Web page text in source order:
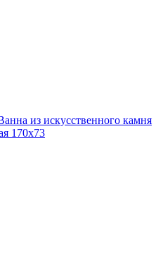
из искусственного камня
170x73